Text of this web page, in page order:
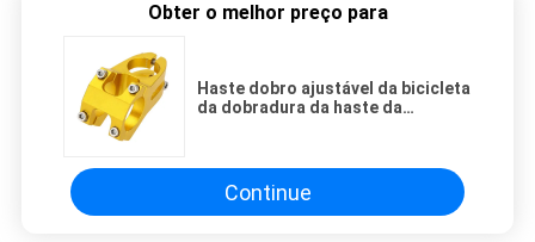
Obter o melhor preço para
Haste dobro ajustável da bicicleta
da dobradura da haste da
Continue